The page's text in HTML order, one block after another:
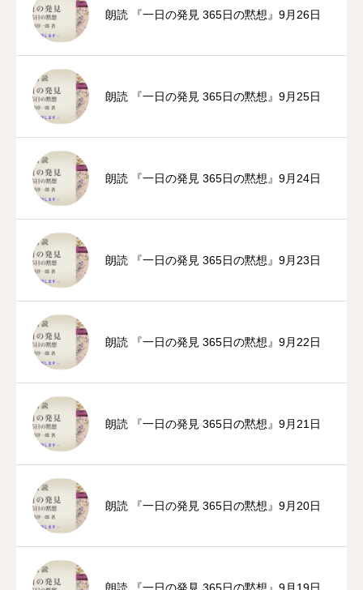
朗読 『一日の発見 365日の黙想』9月26日
朗読 『一日の発見 365日の黙想』9月25日
朗読 『一日の発見 365日の黙想』9月24日
朗読 『一日の発見 365日の黙想』9月23日
朗読 『一日の発見 365日の黙想』9月22日
朗読 『一日の発見 365日の黙想』9月21日
朗読 『一日の発見 365日の黙想』9月20日